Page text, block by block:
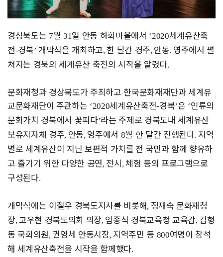
경상북도는 7월 31일 안동 하회마을에서 ‘2020세계유산축
전-경북’ 개막식을 개최하고,한 달간 경주, 안동, 영주에서 펼
쳐지는 경북의 세계유산 축전의 시작을 알렸다.
문화재청과 경상북도가 주최하고 한국문화재재단과 세계유
교문화재단이 주관하는 ‘2020세계유산축전-경북’은 ‘인류의
문화가치 경북에서 꽃피다’라는 주제로 경북도내 세계유산
보유지자체 경주, 안동, 영주에서 8월 한 달간 진행된다. 지역
별로 세계유산이 지닌 보편적 가치를 전 국민과 함께 향유하
고 즐기기 위한 다양한 공연, 전시, 체험 등의 프로그램으로
구성된다.
개막식에는 이철우 경북도지사를 비롯해, 정재숙 문화재청
장,고우현 경북도의회 의장, 임종식 경북교육청 교육감, 김형
동 국회의원, 권영세 안동시장, 지역주민 등 800여명이 참석
해 세계유산축전을 시작을 함께했다.